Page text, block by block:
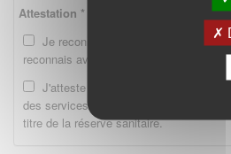
Attestation *
Je reconnais avoir lu la Politique de
reconnais avoir lu et accepté les CGU.
J'atteste être enregistré en tant
des services compétents de l'Ordre
titre de la réserve sanitaire.